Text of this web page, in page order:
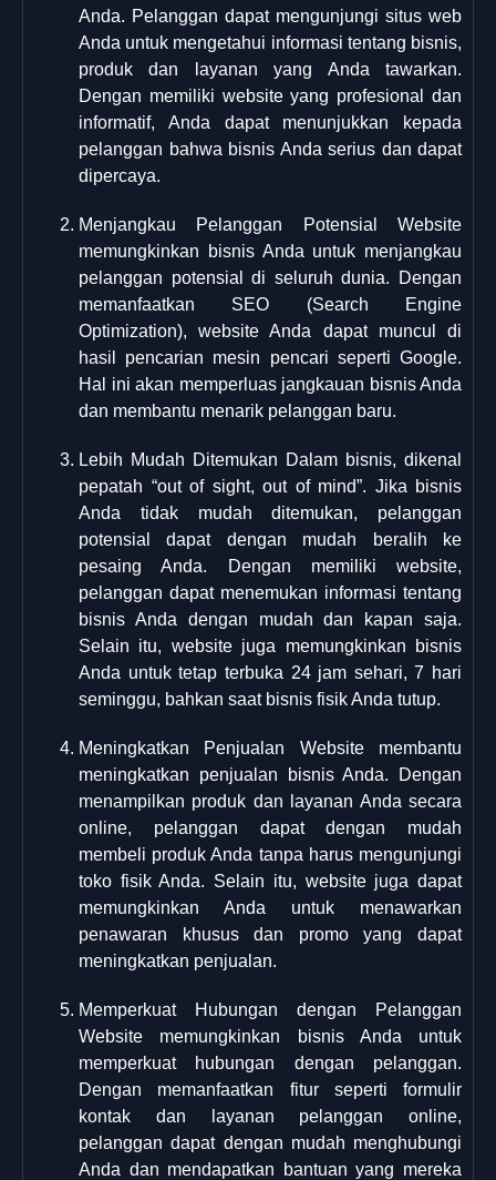
Anda. Pelanggan dapat mengunjungi situs web
Anda untuk mengetahui informasi tentang bisnis,
produk dan layanan yang Anda tawarkan.
Dengan memiliki website yang profesional dan
informatif, Anda dapat menunjukkan kepada
pelanggan bahwa bisnis Anda serius dan dapat
dipercaya.
Menjangkau Pelanggan Potensial Website
memungkinkan bisnis Anda untuk menjangkau
pelanggan potensial di seluruh dunia. Dengan
memanfaatkan SEO (Search Engine
Optimization), website Anda dapat muncul di
hasil pencarian mesin pencari seperti Google.
Hal ini akan memperluas jangkauan bisnis Anda
dan membantu menarik pelanggan baru.
Lebih Mudah Ditemukan Dalam bisnis, dikenal
pepatah “out of sight, out of mind”. Jika bisnis
Anda tidak mudah ditemukan, pelanggan
potensial dapat dengan mudah beralih ke
pesaing Anda. Dengan memiliki website,
pelanggan dapat menemukan informasi tentang
bisnis Anda dengan mudah dan kapan saja.
Selain itu, website juga memungkinkan bisnis
Anda untuk tetap terbuka 24 jam sehari, 7 hari
seminggu, bahkan saat bisnis fisik Anda tutup.
Meningkatkan Penjualan Website membantu
meningkatkan penjualan bisnis Anda. Dengan
menampilkan produk dan layanan Anda secara
online, pelanggan dapat dengan mudah
membeli produk Anda tanpa harus mengunjungi
toko fisik Anda. Selain itu, website juga dapat
memungkinkan Anda untuk menawarkan
penawaran khusus dan promo yang dapat
meningkatkan penjualan.
Memperkuat Hubungan dengan Pelanggan
Website memungkinkan bisnis Anda untuk
memperkuat hubungan dengan pelanggan.
Dengan memanfaatkan fitur seperti formulir
kontak dan layanan pelanggan online,
pelanggan dapat dengan mudah menghubungi
Anda dan mendapatkan bantuan yang mereka